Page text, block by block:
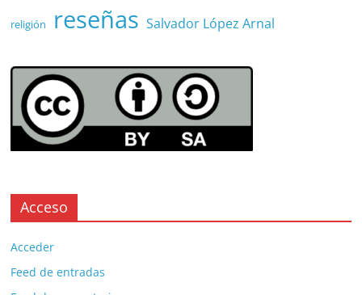
religión reseñas Salvador López Arnal
Acceso
Acceder
Feed de entradas